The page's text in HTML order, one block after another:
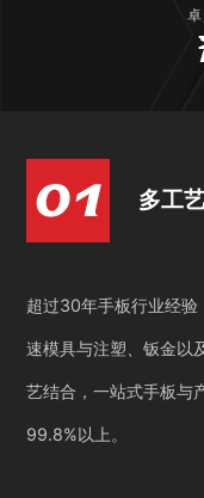
多工
超过30年手板行业经
速模具与注塑、钣金以
艺结合，一站式手板与
99.8%以上。